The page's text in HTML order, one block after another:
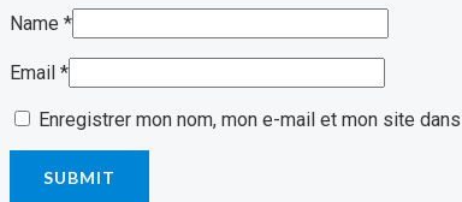
Name *
Email *
Enregistrer mon nom, mon e-mail et mon site